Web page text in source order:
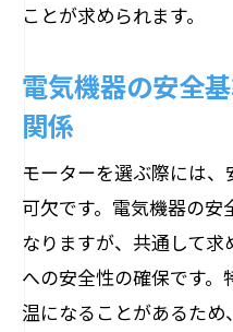
ことが求められます。
電気機器の安全
関係
モーターを選ぶ際には
可欠です。電気機器の
なりますが、共通して
への安全性の確保です
温になることがあるた